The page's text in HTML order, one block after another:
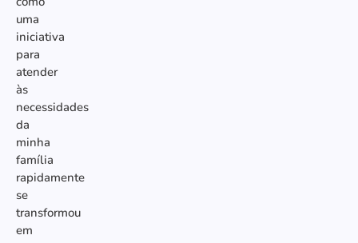
uma
iniciativa
para
atender
às
necessidades
da
minha
família
rapidamente
se
transformou
em